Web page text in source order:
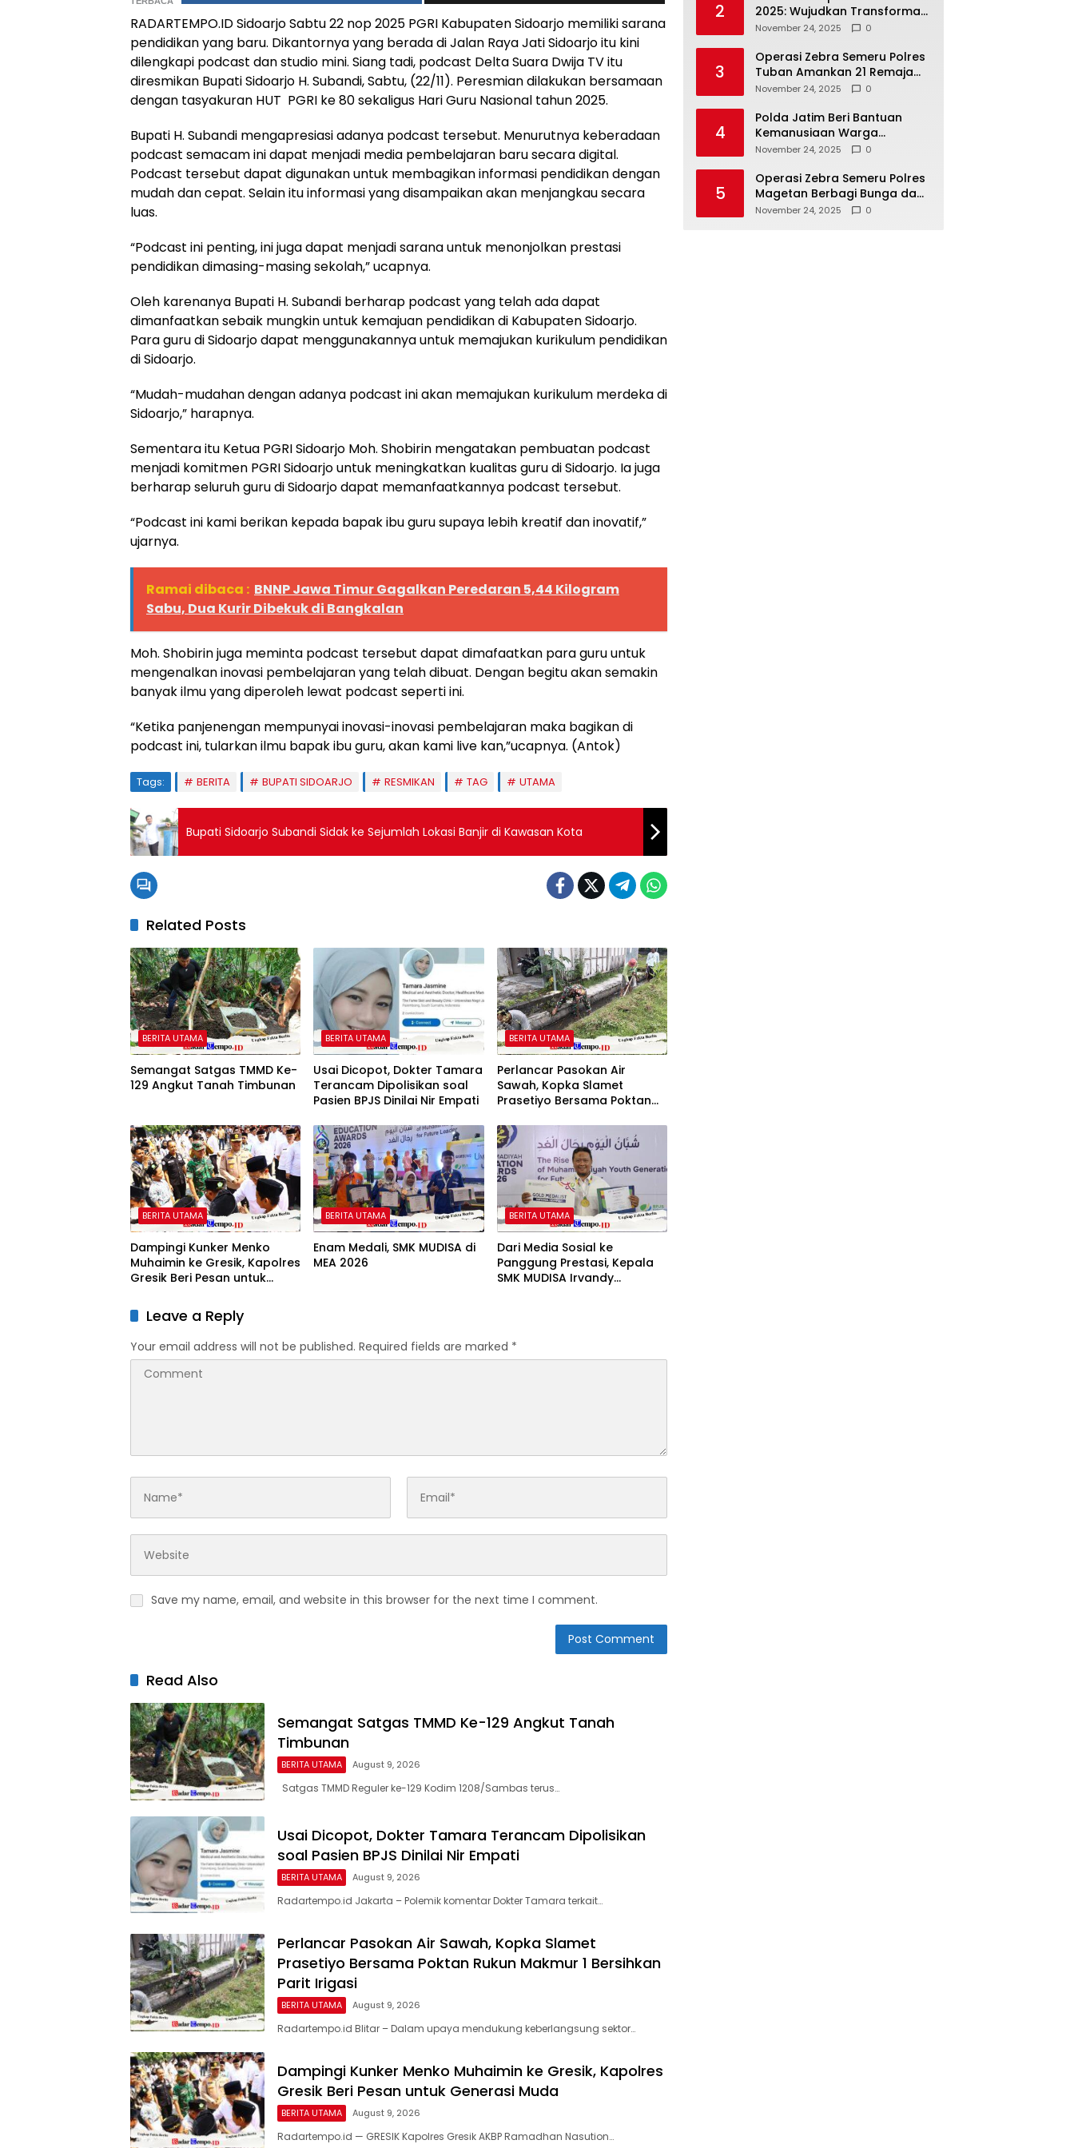
RADARTEMPO.ID Sidoarjo Sabtu 22 nop 2025 PGRI Kabupaten Sidoarjo memiliki sarana
pendidikan yang baru. Dikantornya yang berada di Jalan Raya Jati Sidoarjo itu kini
dilengkapi podcast dan studio mini. Siang tadi, podcast Delta Suara Dwija TV itu
diresmikan Bupati Sidoarjo H. Subandi, Sabtu, (22/11). Peresmian dilakukan bersamaan
dengan tasyakuran HUT PGRI ke 80 sekaligus Hari Guru Nasional tahun 2025.
Bupati H. Subandi mengapresiasi adanya podcast tersebut. Menurutnya keberadaan
podcast semacam ini dapat menjadi media pembelajaran baru secara digital.
Podcast tersebut dapat digunakan untuk membagikan informasi pendidikan dengan
mudah dan cepat. Selain itu informasi yang disampaikan akan menjangkau secara
luas.
“Podcast ini penting, ini juga dapat menjadi sarana untuk menonjolkan prestasi
pendidikan dimasing-masing sekolah,” ucapnya.
Oleh karenanya Bupati H. Subandi berharap podcast yang telah ada dapat
dimanfaatkan sebaik mungkin untuk kemajuan pendidikan di Kabupaten Sidoarjo.
Para guru di Sidoarjo dapat menggunakannya untuk memajukan kurikulum pendidikan
di Sidoarjo.
“Mudah-mudahan dengan adanya podcast ini akan memajukan kurikulum merdeka di
Sidoarjo,” harapnya.
Sementara itu Ketua PGRI Sidoarjo Moh. Shobirin mengatakan pembuatan podcast
menjadi komitmen PGRI Sidoarjo untuk meningkatkan kualitas guru di Sidoarjo. Ia juga
berharap seluruh guru di Sidoarjo dapat memanfaatkannya podcast tersebut.
“Podcast ini kami berikan kepada bapak ibu guru supaya lebih kreatif dan inovatif,”
ujarnya.
Ramai dibaca : BNNP Jawa Timur Gagalkan Peredaran 5,44 Kilogram
Sabu, Dua Kurir Dibekuk di Bangkalan
Moh. Shobirin juga meminta podcast tersebut dapat dimafaatkan para guru untuk
mengenalkan inovasi pembelajaran yang telah dibuat. Dengan begitu akan semakin
banyak ilmu yang diperoleh lewat podcast seperti ini.
“Ketika panjenengan mempunyai inovasi-inovasi pembelajaran maka bagikan di
podcast ini, tularkan ilmu bapak ibu guru, akan kami live kan,”ucapnya. (Antok)
Tags: BERITA BUPATI SIDOARJO RESMIKAN TAG UTAMA
Bupati Sidoarjo Subandi Sidak ke Sejumlah Lokasi Banjir di Kawasan Kota
Related Posts
BERITA UTAMA
Semangat Satgas TMMD Ke-
129 Angkut Tanah Timbunan
BERITA UTAMA
Usai Dicopot, Dokter Tamara
Terancam Dipolisikan soal
Pasien BPJS Dinilai Nir Empati
BERITA UTAMA
Perlancar Pasokan Air
Sawah, Kopka Slamet
Prasetiyo Bersama Poktan
Parit Irigasi
BERITA UTAMA
Dampingi Kunker Menko
Muhaimin ke Gresik, Kapolres
Gresik Beri Pesan untuk
BERITA UTAMA
Enam Medali, SMK MUDISA di
MEA 2026
BERITA UTAMA
Dari Media Sosial ke
Panggung Prestasi, Kepala
SMK MUDISA Irvandy
Leave a Reply
Your email address will not be published. Required fields are marked *
Save my name, email, and website in this browser for the next time I comment.
Read Also
Semangat Satgas TMMD Ke-129 Angkut Tanah
Timbunan
BERITA UTAMA August 9, 2026
Satgas TMMD Reguler ke-129 Kodim 1208/Sambas terus…
Usai Dicopot, Dokter Tamara Terancam Dipolisikan
soal Pasien BPJS Dinilai Nir Empati
BERITA UTAMA August 9, 2026
Radartempo.id Jakarta – Polemik komentar Dokter Tamara terkait…
Perlancar Pasokan Air Sawah, Kopka Slamet
Prasetiyo Bersama Poktan Rukun Makmur 1 Bersihkan
Parit Irigasi
BERITA UTAMA August 9, 2026
Radartempo.id Blitar – Dalam upaya mendukung keberlangsung sektor…
Dampingi Kunker Menko Muhaimin ke Gresik, Kapolres
Gresik Beri Pesan untuk Generasi Muda
BERITA UTAMA August 9, 2026
Radartempo.id — GRESIK Kapolres Gresik AKBP Ramadhan Nasution…
2
2025: Wujudkan Transformasi
Polri yang Profesional untuk
November 24, 2025 0
3
Operasi Zebra Semeru Polres
Tuban Amankan 21 Remaja
Pelaku Balap Liar
November 24, 2025 0
4
Polda Jatim Beri Bantuan
Kemanusiaan Warga
Terdampak Erupsi Gunung
November 24, 2025 0
5
Operasi Zebra Semeru Polres
Magetan Berbagi Bunga dan
Coklat Ajak Warga Tertib
November 24, 2025 0